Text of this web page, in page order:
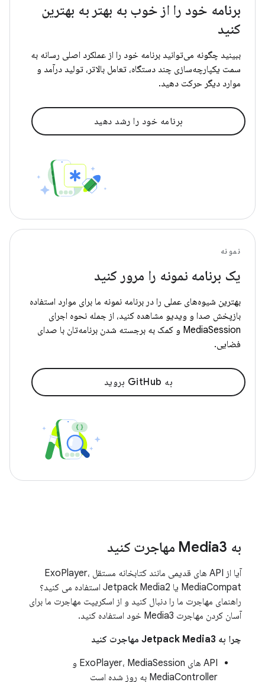
برنامه خود را از خوب به بهتر به بهترین
کنید
ببینید چگونه می‌توانید برنامه خود را از عملکرد اصلی رسانه به
سمت یکپارچه‌سازی چند دستگاه، تعامل بالاتر، تولید درآمد و
موارد دیگر حرکت دهید.
برنامه خود را رشد دهید
نمونه
یک برنامه نمونه را مرور کنید
بهترین شیوه‌های عملی را در برنامه نمونه ما برای موارد استفاده
بازپخش صدا و ویدیو مشاهده کنید، از جمله نحوه اجرای
MediaSession و کمک به برجسته شدن برنامه‌تان با صدای
فضایی.
به GitHub بروید
به Media3 مهاجرت کنید
آیا از API های قدیمی مانند کتابخانه مستقل ExoPlayer،
MediaCompat یا Jetpack Media2 استفاده می کنید؟
راهنمای مهاجرت ما را دنبال کنید و از اسکریپت مهاجرت ما برای
آسان کردن مهاجرت Media3 خود استفاده کنید.
چرا به Jetpack Media3 مهاجرت کنید
API های ExoPlayer، MediaSession و
MediaController به روز شده است